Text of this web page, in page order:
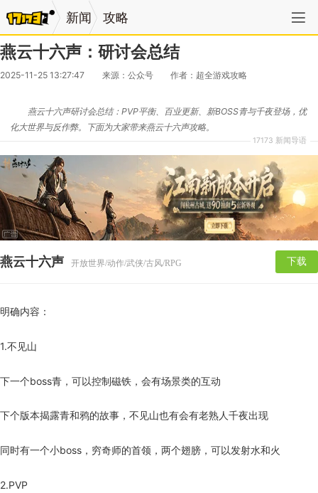
新闻 攻略
燕云十六声：研讨会总结
2025-11-25 13:27:47 来源：公众号 作者：超全游戏攻略
17173 新闻导语
燕云十六声研讨会总结：PVP平衡、百业更新、新BOSS青与千夜登场，优
化大世界与反作弊。下面为大家带来燕云十六声攻略。
燕云十六声 开放世界/动作/武侠/古风/RPG 下载
明确内容：
1.不见山
下一个boss青，可以控制磁铁，会有场景类的互动
下个版本揭露青和鸦的故事，不见山也有会有老熟人千夜出现
同时有一个小boss，穷奇师的首领，两个翅膀，可以发射水和火
2.PVP